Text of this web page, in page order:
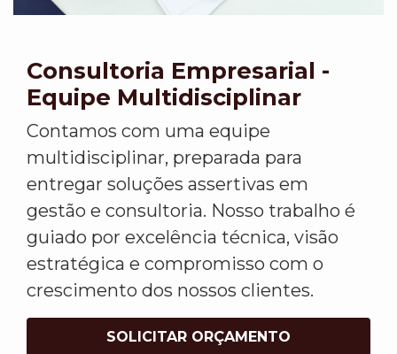
Consultoria Empresarial -
Equipe Multidisciplinar
Contamos com uma equipe
multidisciplinar, preparada para
entregar soluções assertivas em
gestão e consultoria. Nosso trabalho é
guiado por excelência técnica, visão
estratégica e compromisso com o
crescimento dos nossos clientes.
SOLICITAR ORÇAMENTO